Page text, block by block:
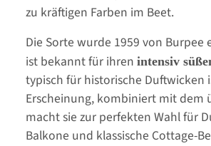
zu kräftigen Farben im Beet.
Die Sorte wurde 1959 von
ist bekannt für ihren intensiv
typisch für historische Duftwicken
Erscheinung, kombiniert mit dem
macht sie zur perfekten Wahl für
Balkone und klassische Cottage-